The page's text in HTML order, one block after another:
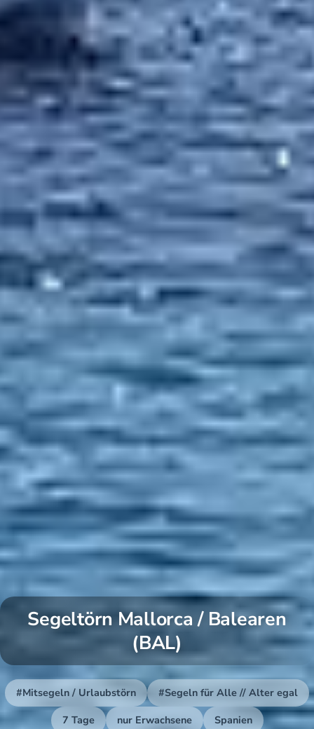
Segeltörn Mallorca / Balearen
(BAL)
#Mitsegeln / Urlaubstörn
#Segeln für Alle // Alter egal
7 Tage
nur Erwachsene Spanien